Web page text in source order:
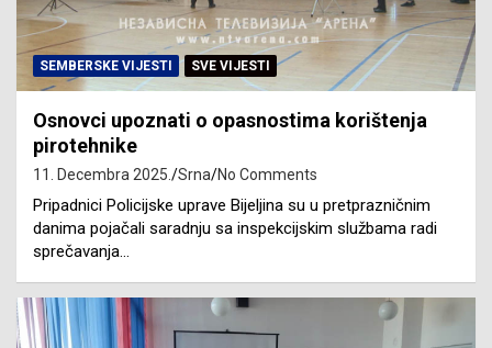
SEMBERSKE VIJESTI SVE VIJESTI
Osnovci upoznati o opasnostima korištenja
pirotehnike
11. Decembra 2025. Srna No Comments
Pripadnici Policijske uprave Bijeljina su u pretprazničnim
danima pojačali saradnju sa inspekcijskim službama radi
sprečavanja…